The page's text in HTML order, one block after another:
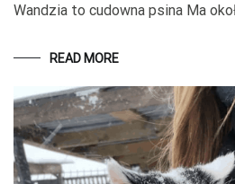
Wandzia to cudowna psina Ma
READ MORE